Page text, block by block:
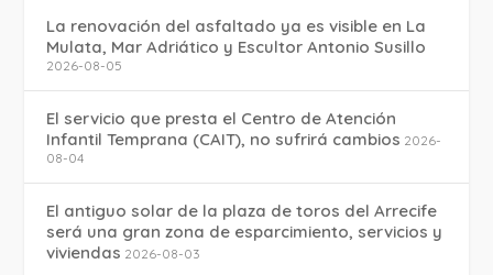
La renovación del asfaltado ya es visible en La
Mulata, Mar Adriático y Escultor Antonio Susillo
2026-08-05
El servicio que presta el Centro de Atención
Infantil Temprana (CAIT), no sufrirá cambios 2026-
08-04
El antiguo solar de la plaza de toros del Arrecife
será una gran zona de esparcimiento, servicios y
viviendas 2026-08-03